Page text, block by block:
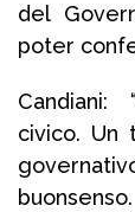
del
poter
Candiani:
civico. Un